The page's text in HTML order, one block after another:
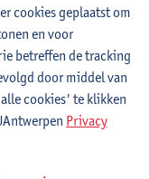
Language
cookies geplaatst om
en voor
betreffen de tracking
door middel van
cookies' te klikken
Privacy